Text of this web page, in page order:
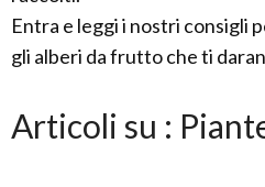
Entra e leggi i nostri consigli
gli alberi da frutto che ti
Articoli su :